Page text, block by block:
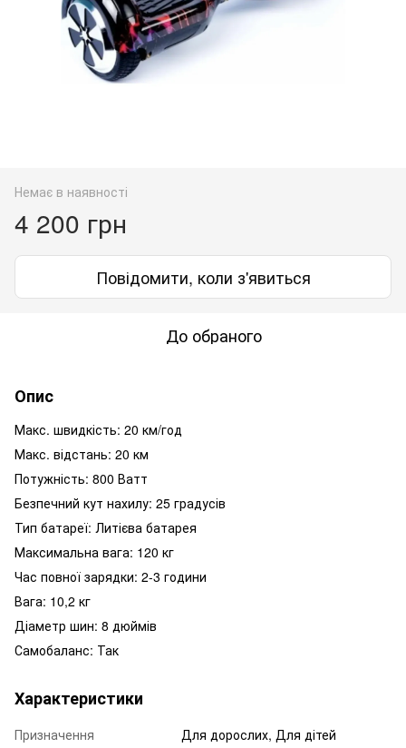
Немає в наявності
4 200 грн
Повідомити, коли з'явиться
До обраного
Опис
Макс. швидкість: 20 ​​км/год
Макс. відстань: 20 ​​км
Потужність: 800 Ватт
Безпечний кут нахилу: 25 градусів
Тип батареї: Литієва батарея
Максимальна вага: 120 кг
Час повної зарядки: 2-3 години
Вага: 10,2 кг
Діаметр шин: 8 дюймів
Самобаланс: Так
Характеристики
Призначення
Для дорослих, Для дітей